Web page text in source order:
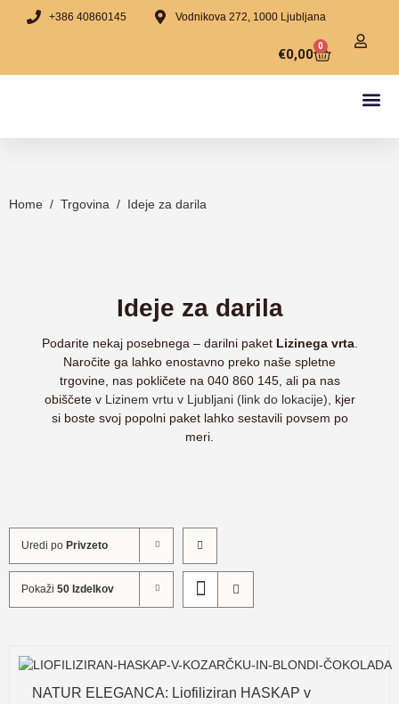
+386 40860145 Vodnikova 272, 1000 Ljubljana
€0,00 0
Home / Trgovina / Ideje za darila
Ideje za darila
Podarite nekaj posebnega – darilni paket Lizinega vrta.
Naročite ga lahko enostavno preko naše spletne
trgovine, nas pokličete na 040 860 145, ali pa nas
obiščete v Lizinem vrtu v Ljubljani (link do lokacije) , kjer
si boste svoj popolni paket lahko sestavili povsem po
meri.
Uredi po Privzeto
Pokaži 50 Izdelkov
NATUR ELEGANCA: Liofiliziran HASKAP v